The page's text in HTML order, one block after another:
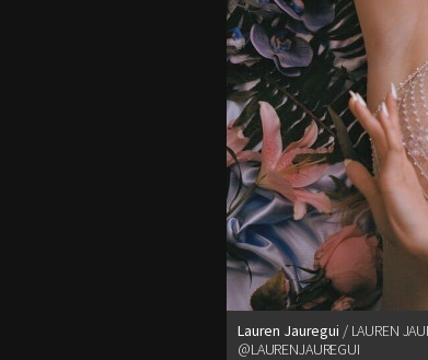
Lauren Jauregui
LAUREN
@LAURENJAUREGUI